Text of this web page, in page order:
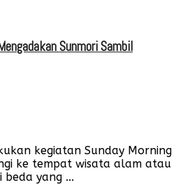
Sunmori Sambil
kegiatan Sunday Morning
ke tempat wisata alam atau
beda yang ...